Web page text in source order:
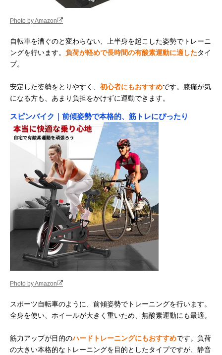
Photo by Amazon
自転車を漕ぐのと変わらない、上半身を起こした姿勢でトレーニ
ングを行います。 負荷が軽めで長時間の有酸素運動に適したタイ
プ。
安定した姿勢をとりやすく、 初心者にもおすすめです。膝痛が気
になる方も、あまり負担をかけずに運動できます。
スピンバイク｜前傾姿勢で本格的、筋トレにぴったり
Photo by Amazon
スポーツ自転車のように、前傾姿勢でトレーニングを行います。
全身を使い、ホイールが大きく重いため、無酸素運動にも最適。
筋力アップが目的のハードトレーニングにもおすすめです。負荷
の大きい本格的なトレーニングを目的としたタイプですが、静音